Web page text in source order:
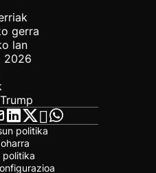
gerra
lan
2026
politika
politika